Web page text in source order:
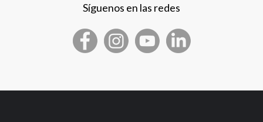
Síguenos en las redes